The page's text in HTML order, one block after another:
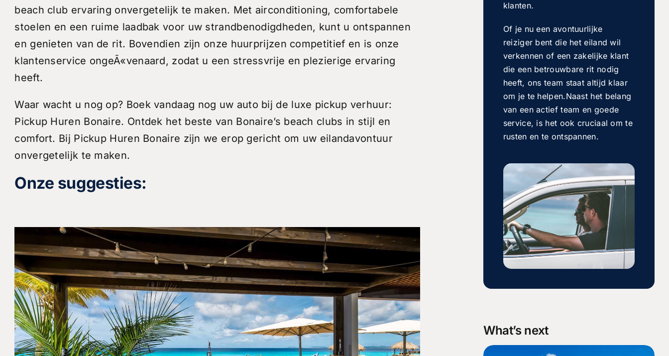
beach club ervaring onvergetelijk te maken. Met airconditioning, comfortabele
stoelen en een ruime laadbak voor uw strandbenodigdheden, kunt u ontspannen
en genieten van de rit. Bovendien zijn onze huurprijzen competitief en is onze
klantenservice ongeÃ«venaard, zodat u een stressvrije en plezierige ervaring
heeft.
Waar wacht u nog op? Boek vandaag nog uw auto bij de luxe pickup verhuur:
Pickup Huren Bonaire. Ontdek het beste van Bonaire’s beach clubs in stijl en
comfort. Bij Pickup Huren Bonaire zijn we erop gericht om uw eilandavontuur
onvergetelijk te maken.
Onze suggesties:
klanten.
Of je nu een avontuurlijke
reiziger bent die het eiland wil
verkennen of een zakelijke klant
die een betrouwbare rit nodig
heeft, ons team staat altijd klaar
om je te helpen.Naast het belang
van een actief team en goede
service, is het ook cruciaal om te
rusten en te ontspannen.
What’s next